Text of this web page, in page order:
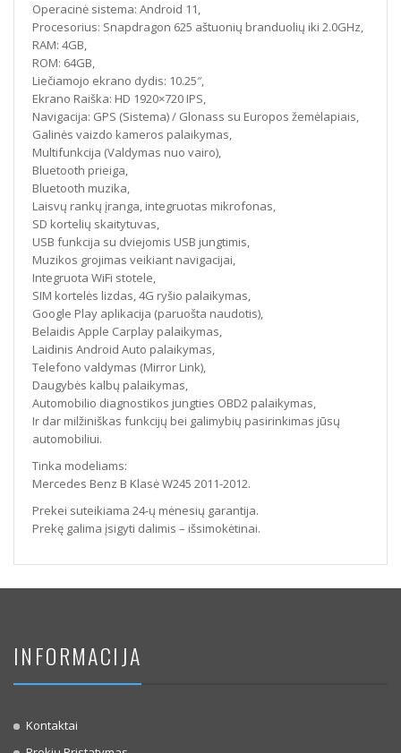
Operacinė sistema: Android 11,
Procesorius: Snapdragon 625 aštuonių branduolių iki 2.0GHz,
RAM: 4GB,
ROM: 64GB,
Liečiamojo ekrano dydis: 10.25″,
Ekrano Raiška: HD 1920×720 IPS,
Navigacija: GPS (Sistema) / Glonass su Europos žemėlapiais,
Galinės vaizdo kameros palaikymas,
Multifunkcija (Valdymas nuo vairo),
Bluetooth prieiga,
Bluetooth muzika,
Laisvų rankų įranga, integruotas mikrofonas,
SD kortelių skaitytuvas,
USB funkcija su dviejomis USB jungtimis,
Muzikos grojimas veikiant navigacijai,
Integruota WiFi stotele,
SIM kortelės lizdas, 4G ryšio palaikymas,
Google Play aplikacija (paruošta naudotis),
Belaidis Apple Carplay palaikymas,
Laidinis Android Auto palaikymas,
Telefono valdymas (Mirror Link),
Daugybės kalbų palaikymas,
Automobilio diagnostikos jungties OBD2 palaikymas,
Ir dar milžiniškas funkcijų bei galimybių pasirinkimas jūsų
automobiliui.
Tinka modeliams:
Mercedes Benz B Klasė W245 2011-2012.
Prekei suteikiama 24-ų mėnesių garantija.
Prekę galima įsigyti dalimis – išsimokėtinai.
INFORMACIJA
Kontaktai